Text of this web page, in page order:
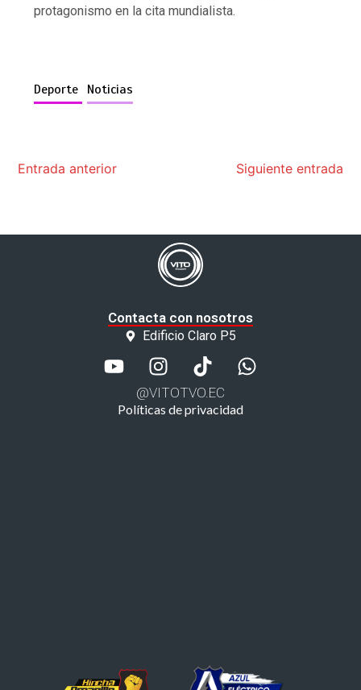
protagonismo en la cita mundialista.
Deporte Noticias
Entrada anterior Siguiente entrada
Contacta con nosotros
Edificio Claro P5
@VITOTVO.EC
Políticas de privacidad